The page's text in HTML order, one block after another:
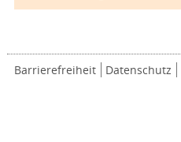
Barrierefreiheit Datenschutz